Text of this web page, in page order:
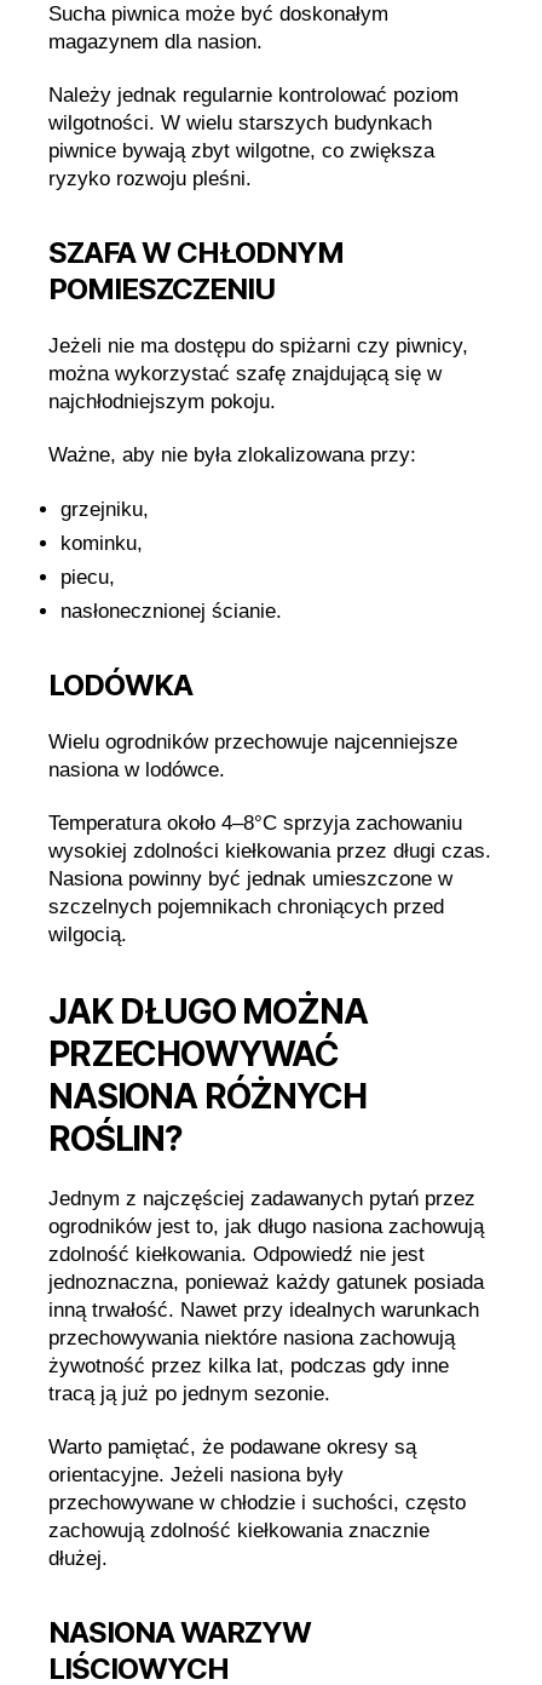
Sucha piwnica może być doskonałym
magazynem dla nasion.
Należy jednak regularnie kontrolować poziom
wilgotności. W wielu starszych budynkach
piwnice bywają zbyt wilgotne, co zwiększa
ryzyko rozwoju pleśni.
SZAFA W CHŁODNYM
POMIESZCZENIU
Jeżeli nie ma dostępu do spiżarni czy piwnicy,
można wykorzystać szafę znajdującą się w
najchłodniejszym pokoju.
Ważne, aby nie była zlokalizowana przy:
grzejniku,
kominku,
piecu,
nasłonecznionej ścianie.
LODÓWKA
Wielu ogrodników przechowuje najcenniejsze
nasiona w lodówce.
Temperatura około 4–8°C sprzyja zachowaniu
wysokiej zdolności kiełkowania przez długi czas.
Nasiona powinny być jednak umieszczone w
szczelnych pojemnikach chroniących przed
wilgocią.
JAK DŁUGO MOŻNA
PRZECHOWYWAĆ
NASIONA RÓŻNYCH
ROŚLIN?
Jednym z najczęściej zadawanych pytań przez
ogrodników jest to, jak długo nasiona zachowują
zdolność kiełkowania. Odpowiedź nie jest
jednoznaczna, ponieważ każdy gatunek posiada
inną trwałość. Nawet przy idealnych warunkach
przechowywania niektóre nasiona zachowują
żywotność przez kilka lat, podczas gdy inne
tracą ją już po jednym sezonie.
Warto pamiętać, że podawane okresy są
orientacyjne. Jeżeli nasiona były
przechowywane w chłodzie i suchości, często
zachowują zdolność kiełkowania znacznie
dłużej.
NASIONA WARZYW
LIŚCIOWYCH